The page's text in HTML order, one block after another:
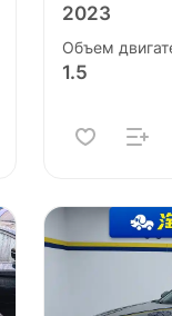
2023
Объем
1.5